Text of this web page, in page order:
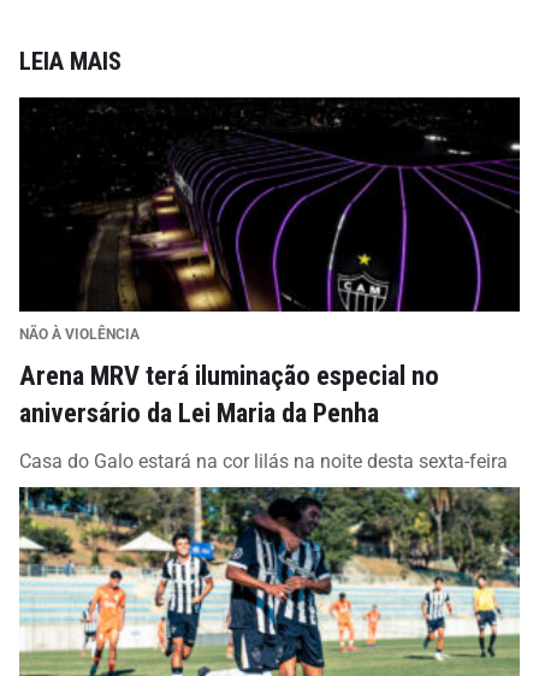
LEIA MAIS
NÃO À VIOLÊNCIA
Arena MRV terá iluminação especial no
aniversário da Lei Maria da Penha
Casa do Galo estará na cor lilás na noite desta sexta-feira